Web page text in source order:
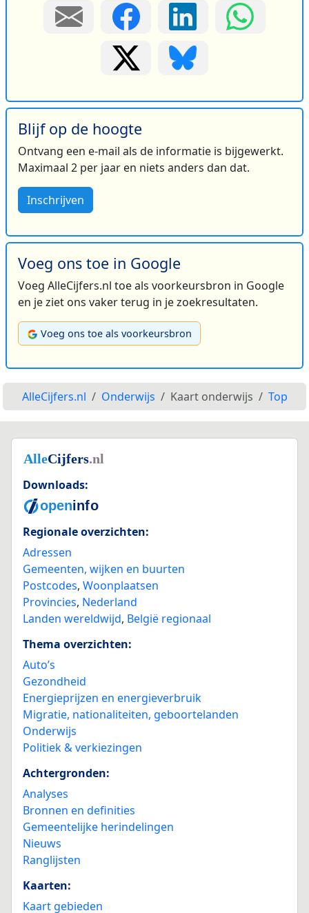
Blijf op de hoogte
Ontvang een e-mail als de informatie is bijgewerkt.
Maximaal 2 per jaar en niets anders dan dat.
Inschrijven
Voeg ons toe in Google
Voeg AlleCijfers.nl toe als voorkeursbron in Google
en je ziet ons vaker terug in je zoekresultaten.
Voeg ons toe als voorkeursbron
AlleCijfers.nl Onderwijs Kaart onderwijs Top
Downloads:
Regionale overzichten:
Adressen
Gemeenten, wijken en buurten
Postcodes, Woonplaatsen
Provincies, Nederland
Landen wereldwijd, België regionaal
Thema overzichten:
Auto’s
Gezondheid
Energieprijzen en energieverbruik
Migratie, nationaliteiten, geboortelanden
Onderwijs
Politiek & verkiezingen
Achtergronden:
Analyses
Bronnen en definities
Gemeentelijke herindelingen
Nieuws
Ranglijsten
Kaarten:
Kaart gebieden